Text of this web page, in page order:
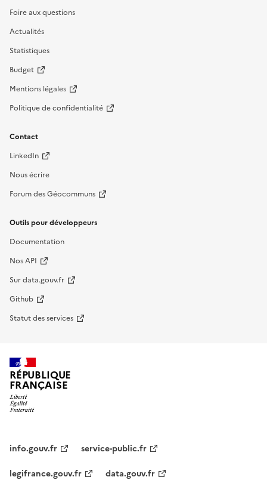
Foire aux questions
Actualités
Statistiques
Budget
Mentions légales
Politique de confidentialité
Contact
LinkedIn
Nous écrire
Forum des Géocommuns
Outils pour développeurs
Documentation
Nos API
Sur data.gouv.fr
Github
Statut des services
RÉPUBLIQUE
FRANÇAISE
info.gouv.fr
service-public.fr
legifrance.gouv.fr
data.gouv.fr